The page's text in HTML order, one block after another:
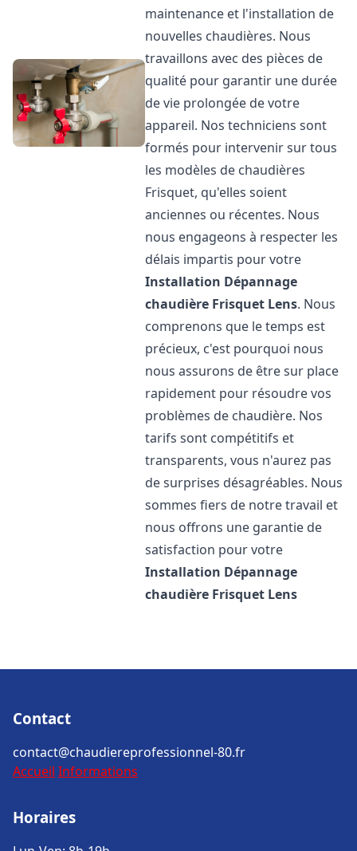
maintenance et l'installation de
nouvelles chaudières. Nous
travaillons avec des pièces de
qualité pour garantir une durée
de vie prolongée de votre
appareil. Nos techniciens sont
formés pour intervenir sur tous
les modèles de chaudières
Frisquet, qu'elles soient
anciennes ou récentes. Nous
nous engageons à respecter les
délais impartis pour votre
Installation Dépannage
chaudière Frisquet Lens. Nous
comprenons que le temps est
précieux, c'est pourquoi nous
nous assurons de être sur place
rapidement pour résoudre vos
problèmes de chaudière. Nos
tarifs sont compétitifs et
transparents, vous n'aurez pas
de surprises désagréables. Nous
sommes fiers de notre travail et
nous offrons une garantie de
satisfaction pour votre
Installation Dépannage
chaudière Frisquet Lens
Contact
contact@chaudiereprofessionnel-80.fr
Accueil Informations
Horaires